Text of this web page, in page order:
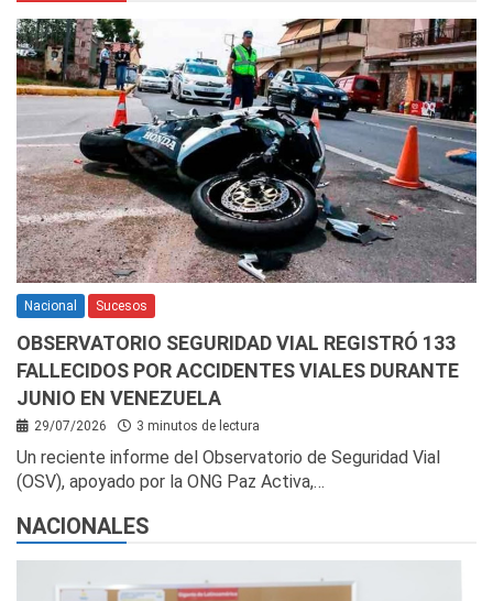
Nacional Sucesos
OBSERVATORIO SEGURIDAD VIAL REGISTRÓ 133
FALLECIDOS POR ACCIDENTES VIALES DURANTE
JUNIO EN VENEZUELA
29/07/2026 3 minutos de lectura
Un reciente informe del Observatorio de Seguridad Vial
(OSV), apoyado por la ONG Paz Activa,…
NACIONALES